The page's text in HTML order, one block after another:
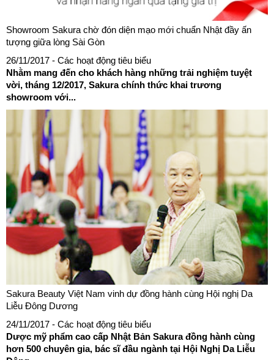
Showroom Sakura chờ đón diện mạo mới chuẩn Nhật đầy ấn
tượng giữa lòng Sài Gòn
26/11/2017 - Các hoạt động tiêu biểu
Nhằm mang đến cho khách hàng những trải nghiệm tuyệt
vời, tháng 12/2017, Sakura chính thức khai trương
showroom với...
Sakura Beauty Việt Nam vinh dự đồng hành cùng Hội nghị Da
Liễu Đông Dương
24/11/2017 - Các hoạt động tiêu biểu
Dược mỹ phẩm cao cấp Nhật Bản Sakura đồng hành cùng
hơn 500 chuyên gia, bác sĩ đầu ngành tại Hội Nghị Da Liễu